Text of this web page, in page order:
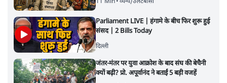
11 Min• व्यंग्य/उलटबाँसी
Parliament LIVE | हंगामे के बीच फिर शुरू हुई
संसद | 2 Bills Today
दिल्ली
जंतर-मंतर पर युवा आक्रोश के बाद संघ की बेचैनी
क्यों बढ़ी? प्रो. अपूर्वानंद ने बताईं 5 बड़ी वजहें